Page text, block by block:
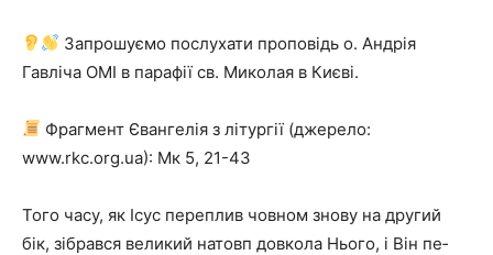
Запрошуємо послухати проповідь о. Андрія
Гавліча ОМІ в парафії св. Миколая в Києві.
Фрагмент Євангелія з літургії (джерело:
www.rkc.org.ua): Мк 5, 21-43
Того часу, як Ісус переплив човном знову на другий
бік, зібрався великий натовп довкола Нього, і Він пе­